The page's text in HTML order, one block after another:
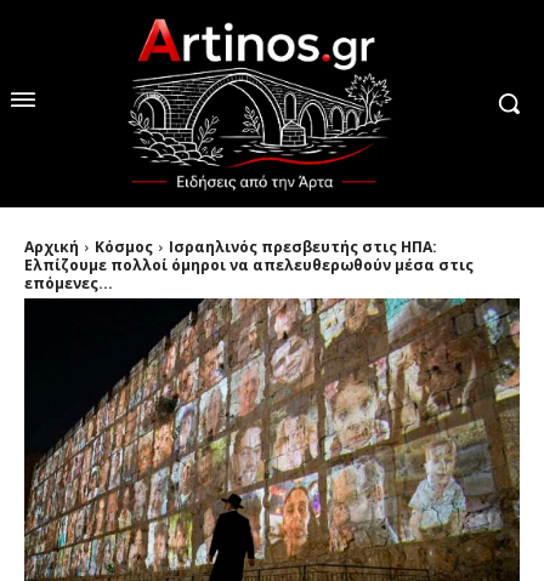
Αρχική Κόσμος
Ισραηλινός πρεσβευτής στις ΗΠΑ:
Ελπίζουμε πολλοί όμηροι να απελευθερωθούν μέσα στις
επόμενες...